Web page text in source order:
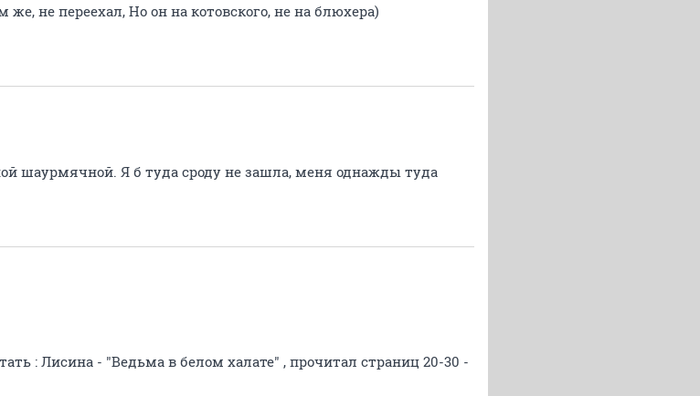
не переехал, Но он на котовского, не на блюхера)
шаурмячной. Я б туда сроду не зашла, меня однажды туда
: Лисина - "Ведьма в белом халате" , прочитал страниц 20-30 -